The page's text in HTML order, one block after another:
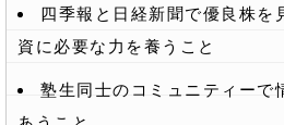
四季報と日経新聞で優良株を
資に必要な力を養うこと
塾生同士のコミュニティーで